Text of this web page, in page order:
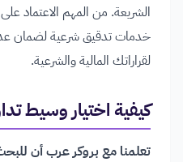
الشريعة. من المهم الاعتماد
خدمات تدقيق شرعية لضمان
لقراراتك المالية والشرعية.
كيفية اختيار وسيط
تعلمنا مع بروكر عرب أن